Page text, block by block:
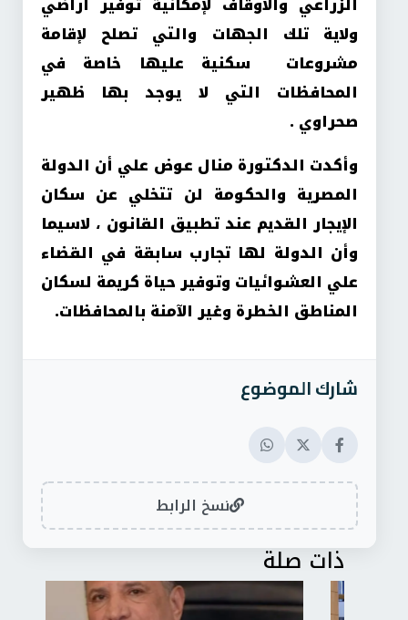
ولاية تلك الجهات والتي تصلح لإقامة
مشروعات سكنية عليها خاصة في
المحافظات التي لا يوجد بها ظهير
صحراوي .
وأكدت الدكتورة منال عوض علي أن الدولة
المصرية والحكومة لن تتخلي عن سكان
الإيجار القديم عند تطبيق القانون ، لاسيما
وأن الدولة لها تجارب سابقة في القضاء
علي العشوائيات وتوفير حياة كريمة لسكان
المناطق الخطرة وغير الآمنة بالمحافظات.
شارك الموضوع
نسخ الرابط
ذات صلة